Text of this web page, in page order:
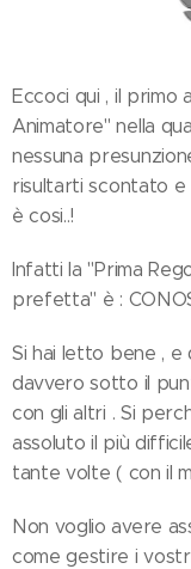
Eccoci qui , il primo
Animatore" nella
nessuna
risultarti scontato e
è cosi..!
Infatti la "Prima
prefetta" è :
Si hai letto bene ,
davvero sotto il
con gli altri . Si
assoluto il più
tante volte ( con il
Non voglio avere
come gestire i